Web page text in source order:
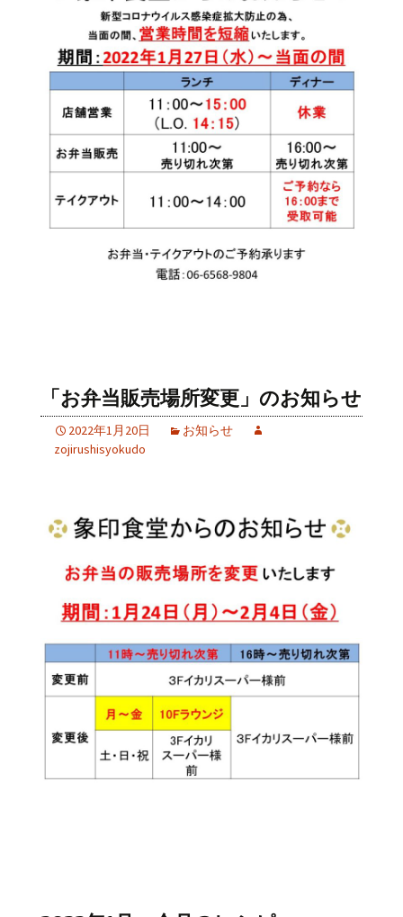
「お弁当販売場所変更」のお知らせ
2022年1月20日
お知らせ
zojirushisyokudo